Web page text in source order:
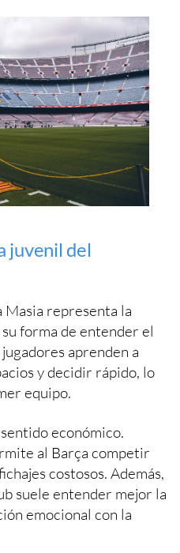
juvenil del
Masia representa la
forma de entender el
aprenden a
y decidir rápido, lo
equipo.
económico.
al Barça competir
costosos. Además,
suele entender mejor la
emocional con la